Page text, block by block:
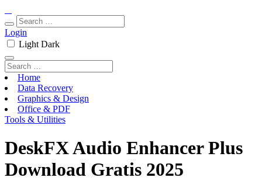
Login
Light Dark
Home
Data Recovery
Graphics & Design
Office & PDF
Tools & Utilities
DeskFX Audio Enhancer Plus
Download Gratis 2025